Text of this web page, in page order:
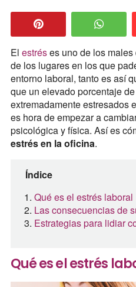
El estréses uno de los males
de los lugares en los que
entorno laboral, tanto es así
que un elevado porcentaje
extremadamente estresados
es hora de empezar a
psicológica y física. Así es
estrés en la oficina.
Índice
Qué es el estrés laboral
Las consecuencias de
Estrategias para lidiar
Qué es el estrés